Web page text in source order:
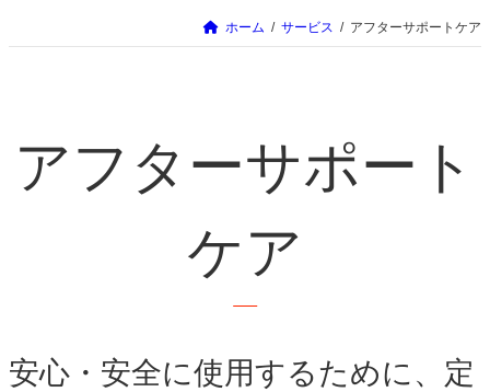
ホーム サービス アフターサポートケア
アフターサポート
ケア
安心・安全に使用するために、定